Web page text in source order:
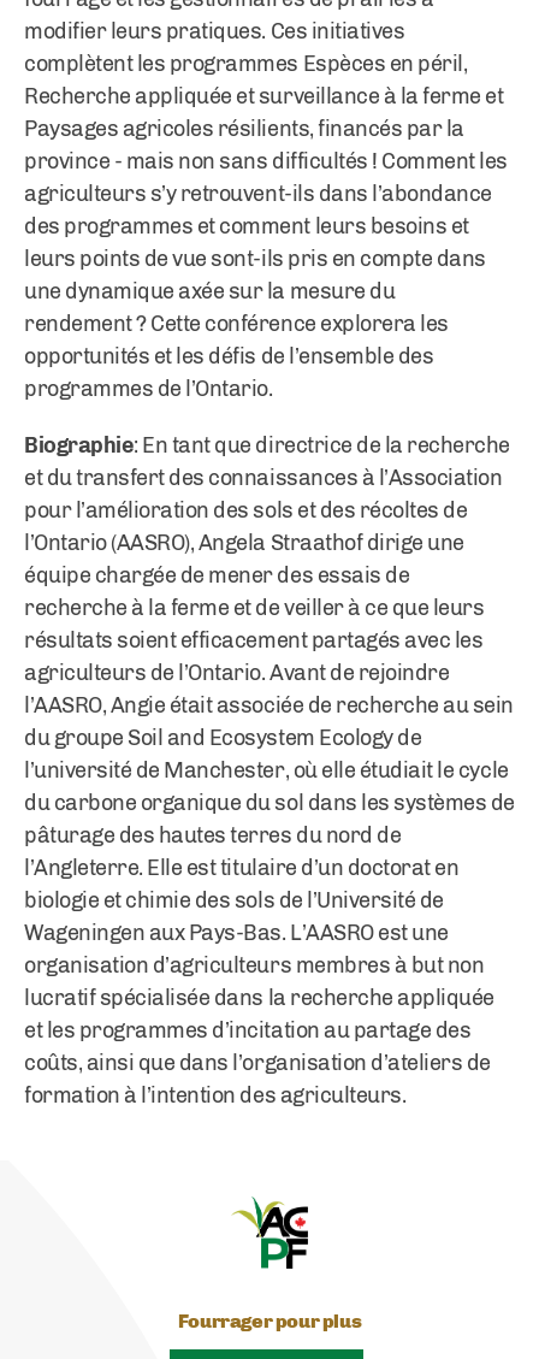
modifier leurs pratiques. Ces initiatives
complètent les programmes Espèces en péril,
Recherche appliquée et surveillance à la ferme et
Paysages agricoles résilients, financés par la
province - mais non sans difficultés ! Comment les
agriculteurs s’y retrouvent-ils dans l’abondance
des programmes et comment leurs besoins et
leurs points de vue sont-ils pris en compte dans
une dynamique axée sur la mesure du
rendement ? Cette conférence explorera les
opportunités et les défis de l’ensemble des
programmes de l’Ontario.
Biographie: En tant que directrice de la recherche
et du transfert des connaissances à l’Association
pour l’amélioration des sols et des récoltes de
l’Ontario (AASRO), Angela Straathof dirige une
équipe chargée de mener des essais de
recherche à la ferme et de veiller à ce que leurs
résultats soient efficacement partagés avec les
agriculteurs de l’Ontario. Avant de rejoindre
l’AASRO, Angie était associée de recherche au sein
du groupe Soil and Ecosystem Ecology de
l’université de Manchester, où elle étudiait le cycle
du carbone organique du sol dans les systèmes de
pâturage des hautes terres du nord de
l’Angleterre. Elle est titulaire d’un doctorat en
biologie et chimie des sols de l’Université de
Wageningen aux Pays-Bas. L’AASRO est une
organisation d’agriculteurs membres à but non
lucratif spécialisée dans la recherche appliquée
et les programmes d’incitation au partage des
coûts, ainsi que dans l’organisation d’ateliers de
formation à l’intention des agriculteurs.
Fourrager pour plus